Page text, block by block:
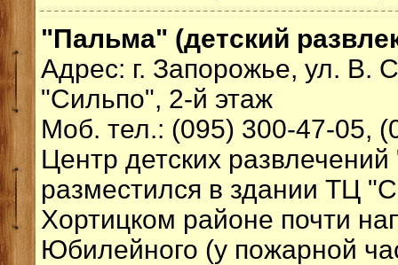
"Пальма" (детский
Адрес: г. Запорожье, ул. В.
"Сильпо", 2-й этаж
Моб. тел.: (095) 300-47-05,
Центр детских
разместился в здании ТЦ
Хортицком районе почти
Юбилейного (у пожарной